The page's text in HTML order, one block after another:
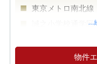
東京メトロ南北
誠之小学校通学区
...
物件